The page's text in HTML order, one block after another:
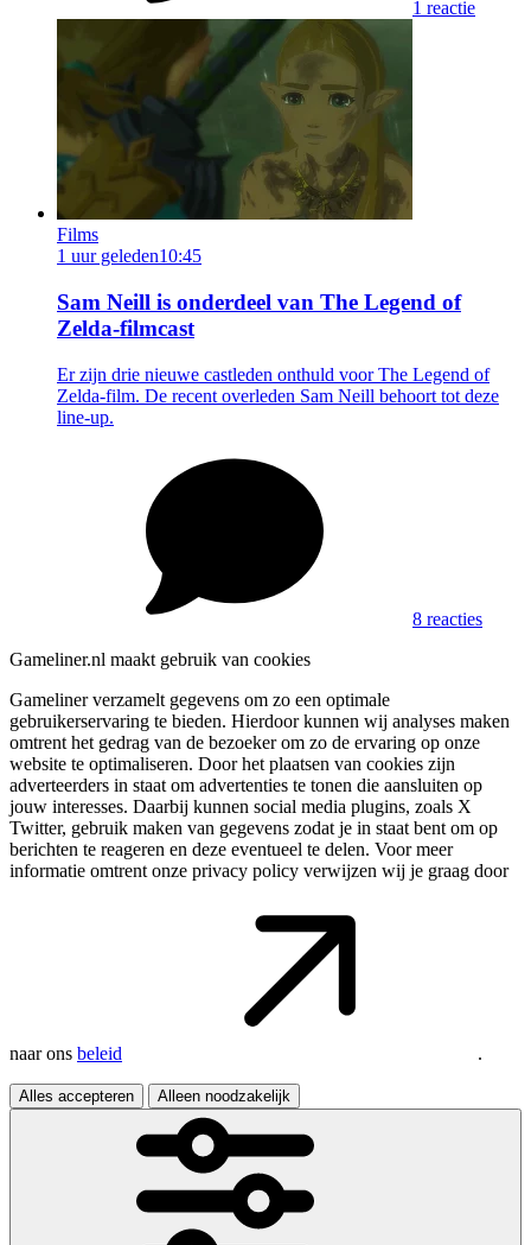
1 reactie
Films
1 uur geleden10:45
Sam Neill is onderdeel van The Legend of
Zelda-filmcast
Er zijn drie nieuwe castleden onthuld voor The Legend of
Zelda-film. De recent overleden Sam Neill behoort tot deze
line-up.
8 reacties
Gameliner.nl maakt gebruik van cookies
Gameliner verzamelt gegevens om zo een optimale
gebruikerservaring te bieden. Hierdoor kunnen wij analyses maken
omtrent het gedrag van de bezoeker om zo de ervaring op onze
website te optimaliseren. Door het plaatsen van cookies zijn
adverteerders in staat om advertenties te tonen die aansluiten op
jouw interesses. Daarbij kunnen social media plugins, zoals X
Twitter, gebruik maken van gegevens zodat je in staat bent om op
berichten te reageren en deze eventueel te delen. Voor meer
informatie omtrent onze privacy policy verwijzen wij je graag door
naar ons beleid .
Alles accepteren Alleen noodzakelijk